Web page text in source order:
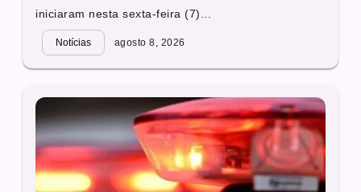
iniciaram nesta sexta-feira (7)...
Notícias agosto 8, 2026